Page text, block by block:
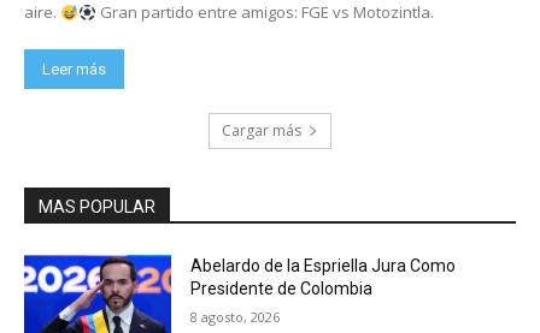
aire.
Gran partido entre amigos: FGE vs Motozintla.
Leer más
Cargar más
MAS POPULAR
Abelardo de la Espriella Jura Como
Presidente de Colombia
8 agosto, 2026